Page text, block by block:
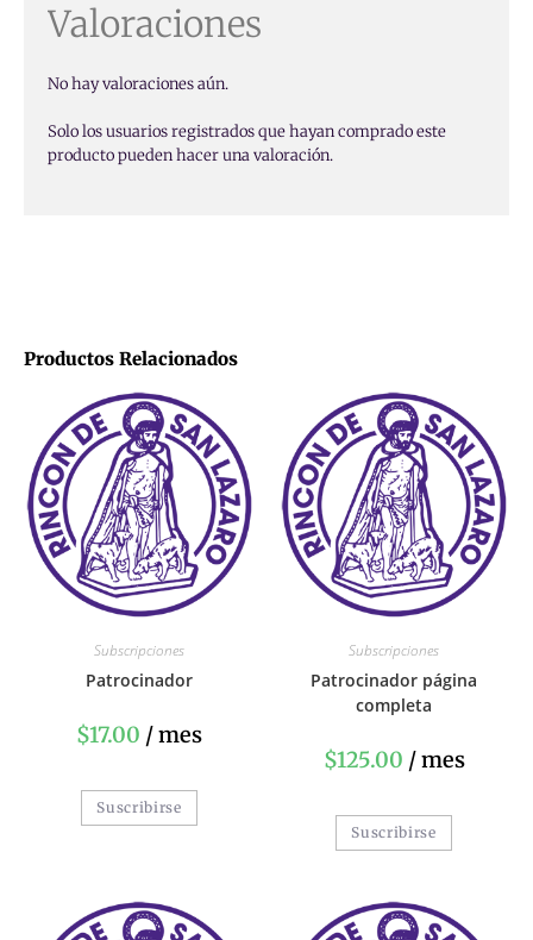
Valoraciones
No hay valoraciones aún.
Solo los usuarios registrados que hayan comprado este
producto pueden hacer una valoración.
Productos Relacionados
Subscripciones
Patrocinador
$17.00 / mes
Suscribirse
Subscripciones
Patrocinador página
completa
$125.00 / mes
Suscribirse